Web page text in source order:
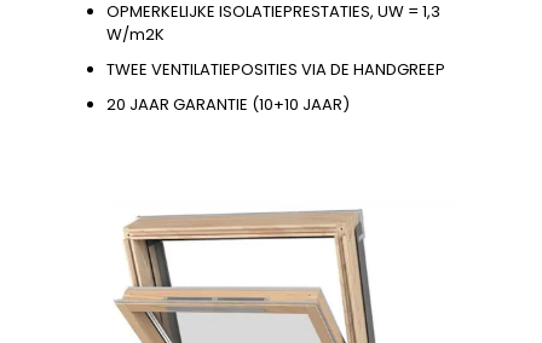
OPMERKELIJKE ISOLATIEPRESTATIES, UW = 1,3
W/m2K
TWEE VENTILATIEPOSITIES VIA DE HANDGREEP
20 JAAR GARANTIE (10+10 JAAR)